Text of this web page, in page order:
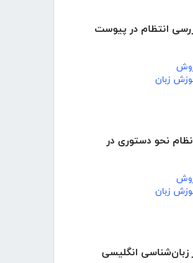
انتظام در پیوست
زبان
نحو دستوری در
زبان
زبان‌شناسی انگلیسی